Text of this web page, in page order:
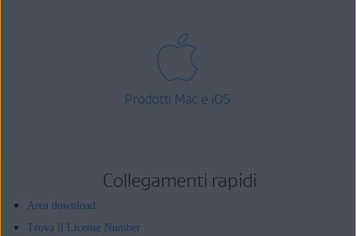
Prodotti Mac e iOS
Collegamenti rapidi
Area download
Trova il License Number